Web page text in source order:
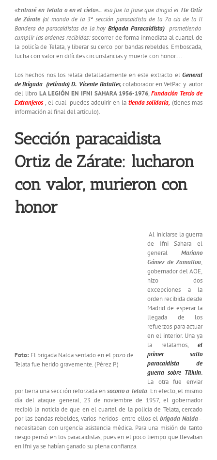
«Entraré en Telata o en el cielo»... esa fue la frase que dirigió el Tte Ortiz
de Zárate (al mando de la 3ª sección paracaidista de la 7a cia de la II
Bandera de paracaidistas de la hoy Brigada Paracaidista)prometiendo
cumplir las ordenes recibidas:socorrer de forma inmediata al cuartel de
la policía de Telata, y liberar su cerco por bandas rebeldes. Emboscada,
lucha con valor en difíciles circunstancias y muerte con honor….
Los hechos nos los relata detalladamente en este extracto el General
de Brigada (retirado) D. Vicente Bataller,colaborador en VetPac y autor
del libro LA LEGIÓN EN IFNI SAHARA 1956-1976, Fundación Tercio de
Extranjeros , el cual puedes adquirir en la tienda solidaria, (tienes mas
información al final del artículo).
Sección paracaidista
Ortiz de Zárate: lucharon
con valor, murieron con
honor
Foto: El brigada Nalda sentado en el pozo de
Telata fue herido gravemente. (Pérez P.)
Al iniciarse la guerra
de Ifni Sahara el
general Mariano
Gómez de Zamalloa,
gobernador del AOE,
hizo dos
excepciones a la
orden recibida desde
Madrid de esperar la
llegada de los
refuerzos para actuar
en el interior. Una ya
la relatamos, el
primer salto
paracaidista de
guerra sobre Tiliuin.
La otra fue enviar
por tierra una sección reforzada ensocorro a Telata. En efecto, el mismo
día del ataque general, 23 de noviembre de 1957, el gobernador
recibió la noticia de que en el cuartel de la policía de Telata, cercado
por las bandas rebeldes, varios heridos -entre ellos el brigada Nalda–
necesitaban con urgencia asistencia médica. Para una misión de tanto
riesgo pensó en los paracaidistas, pues en el poco tiempo que llevaban
en Ifni ya se habían ganado su plena confianza.